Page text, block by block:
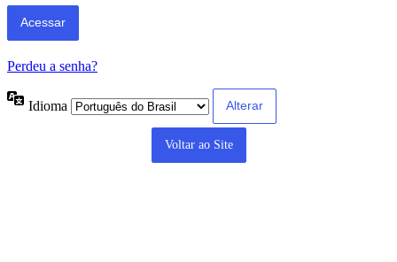
Perdeu a senha?
Idioma
Voltar ao Site